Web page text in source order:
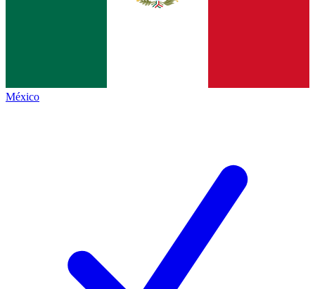
México